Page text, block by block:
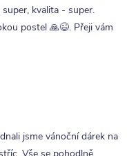
kvalita - super.
postel 🙏😉. Přeji vám
jsme vánoční dárek na